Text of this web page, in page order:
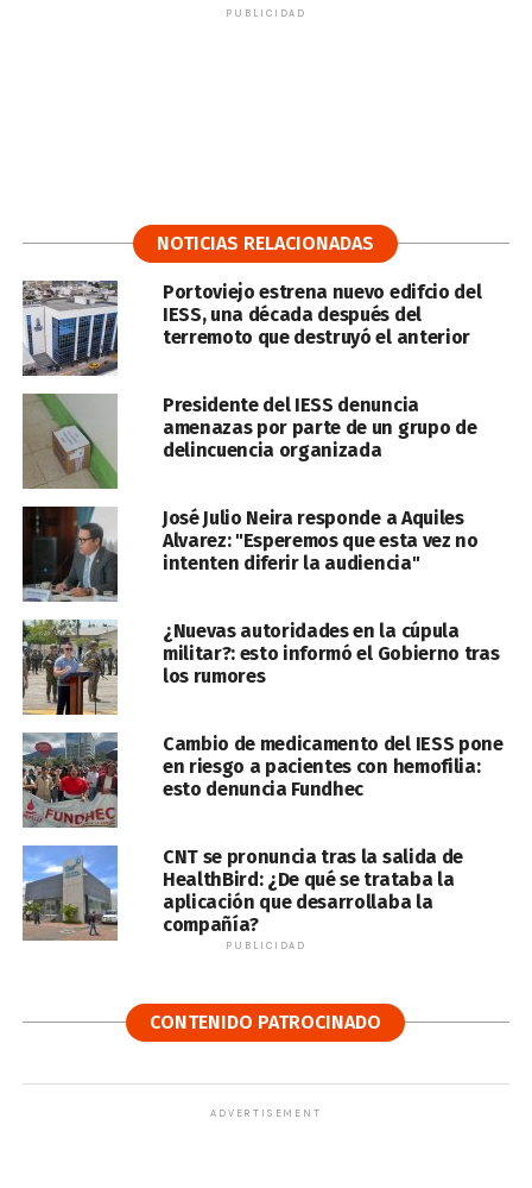
PUBLICIDAD
NOTICIAS RELACIONADAS
Portoviejo estrena nuevo edifcio del
IESS, una década después del
terremoto que destruyó el anterior
Presidente del IESS denuncia
amenazas por parte de un grupo de
delincuencia organizada
José Julio Neira responde a Aquiles
Alvarez: "Esperemos que esta vez no
intenten diferir la audiencia"
¿Nuevas autoridades en la cúpula
militar?: esto informó el Gobierno tras
los rumores
Cambio de medicamento del IESS pone
en riesgo a pacientes con hemofilia:
esto denuncia Fundhec
CNT se pronuncia tras la salida de
HealthBird: ¿De qué se trataba la
aplicación que desarrollaba la
compañía?
PUBLICIDAD
CONTENIDO PATROCINADO
ADVERTISEMENT